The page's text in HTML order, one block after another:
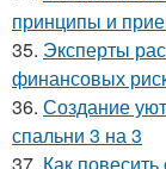
принципы и
35. Эксперты
финансовых
36. Создание
спальни 3 на 3